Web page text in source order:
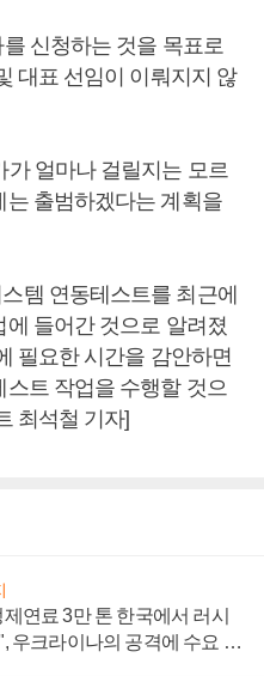
신청하는 것을 목표로
대표 선임이 이뤄지지 않
가 얼마나 걸릴지는 모르
출범하겠다는 계획을
템 연동테스트를 최근에
들어간 것으로 알려졌
필요한 시간을 감안하면
트 작업을 수행할 것으
최석철 기자]
연료 3만 톤 한국에서 러시
우크라이나의 공격에 수요 늘